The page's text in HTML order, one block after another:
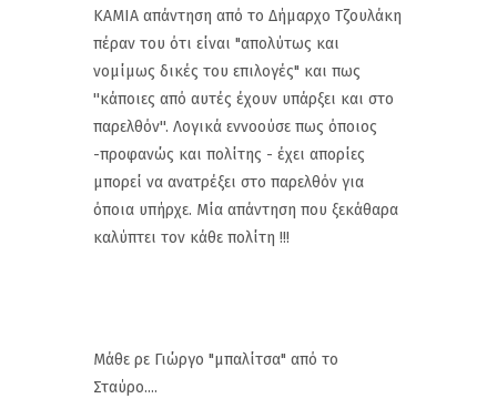
ΚΑΜΙΑ απάντηση από το Δήμαρχο Τζουλάκη
πέραν του ότι είναι "απολύτως και
νομίμως δικές του επιλογές" και πως
''κάποιες από αυτές έχουν υπάρξει και στο
παρελθόν''. Λογικά εννοούσε πως όποιος
-προφανώς και πολίτης - έχει απορίες
μπορεί να ανατρέξει στο παρελθόν για
όποια υπήρχε. Μία απάντηση που ξεκάθαρα
καλύπτει τον κάθε πολίτη !!!
Μάθε ρε Γιώργο "μπαλίτσα" από το
Σταύρο....